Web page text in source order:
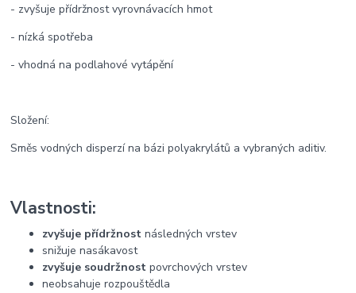
- zvyšuje přídržnost vyrovnávacích hmot
- nízká spotřeba
- vhodná na podlahové vytápění
Složení:
Směs vodných disperzí na bázi polyakrylátů a vybraných aditiv.
Vlastnosti:
zvyšuje přídržnost následných vrstev
snižuje nasákavost
zvyšuje soudržnost povrchových vrstev
neobsahuje rozpouštědla